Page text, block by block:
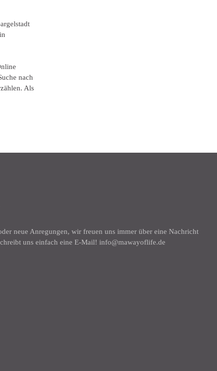
nach
Als
neue Anregungen, wir freuen uns immer über eine Nachricht
uns einfach eine E-Mail! info@mawayoflife.de